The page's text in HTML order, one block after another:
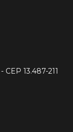
CEP 13.487-211